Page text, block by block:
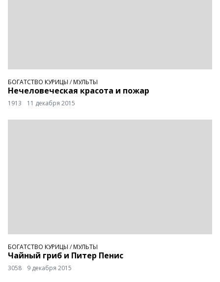
БОГАТСТВО КУРИЦЫ /МУЛЬТЫ
Нечеловеческая красота и пожар
1913 11 декабря 2015
БОГАТСТВО КУРИЦЫ /МУЛЬТЫ
Чайный гриб и Питер Пенис
3058 9 декабря 2015